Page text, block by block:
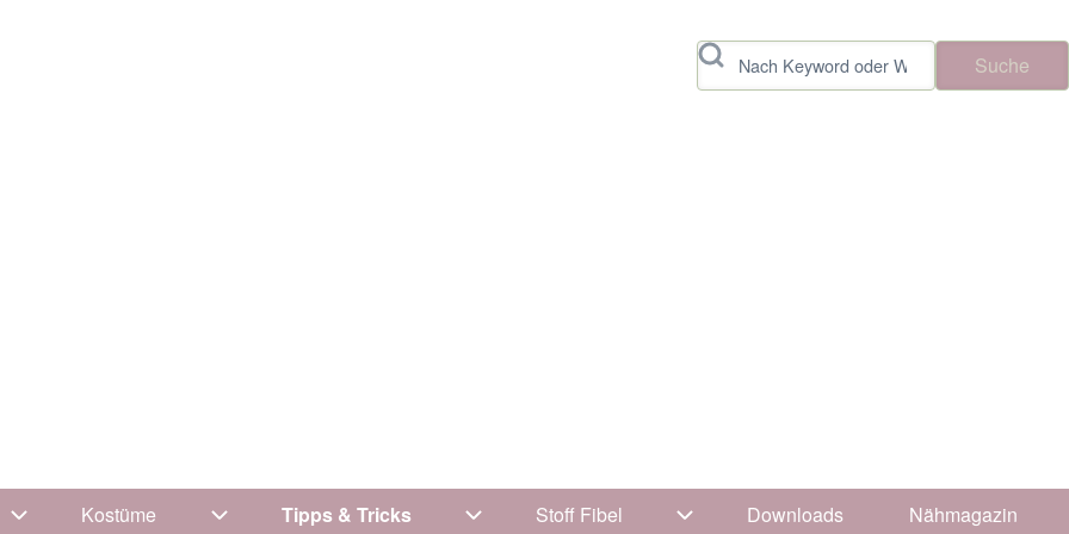
Suche
Unternavigation von Kleidung
Kostüme Unternavigation von Kostüme
Tipps & Tricks Unternavigation von Tipps & Tricks
Stoff Fibel Unternavigation von Stoff Fibel
Downloads Nähmagazin